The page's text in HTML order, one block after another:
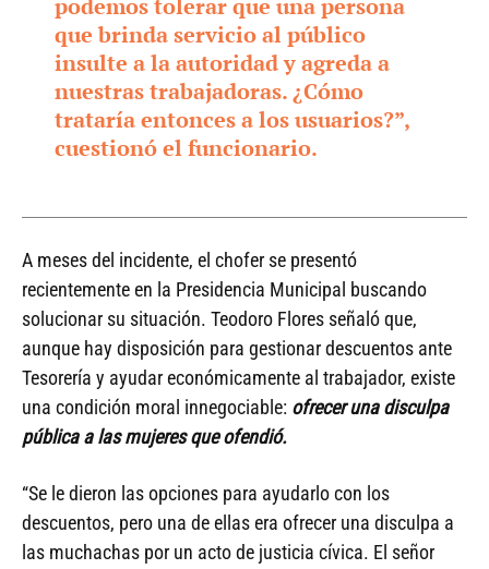
podemos tolerar que una persona
que brinda servicio al público
insulte a la autoridad y agreda a
nuestras trabajadoras. ¿Cómo
trataría entonces a los usuarios?”,
cuestionó el funcionario.
A meses del incidente, el chofer se presentó
recientemente en la Presidencia Municipal buscando
solucionar su situación. Teodoro Flores señaló que,
aunque hay disposición para gestionar descuentos ante
Tesorería y ayudar económicamente al trabajador, existe
una condición moral innegociable: ofrecer una disculpa
pública a las mujeres que ofendió.
“Se le dieron las opciones para ayudarlo con los
descuentos, pero una de ellas era ofrecer una disculpa a
las muchachas por un acto de justicia cívica. El señor